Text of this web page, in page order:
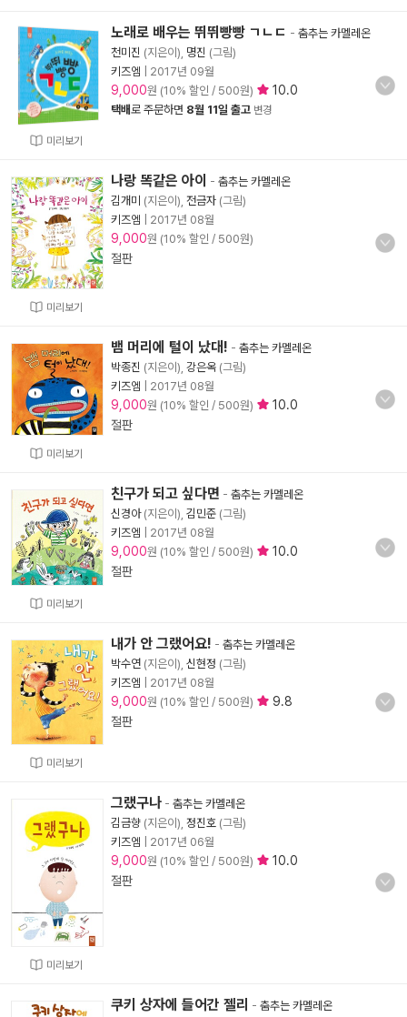
미리보기
노래로 배우는 뛰뛰빵빵 ㄱㄴㄷ - 춤추는 카멜레온
천미진 (지은이), 명진 (그림)
키즈엠
2017년 09월
9,000원 (10% 할인 / 500원) 10.0
택배로 주문하면 8월 11일 출고 변경
미리보기
나랑 똑같은 아이 - 춤추는 카멜레온
김개미 (지은이), 전금자 (그림)
키즈엠
2017년 08월
9,000원 (10% 할인 / 500원)
절판
미리보기
뱀 머리에 털이 났대! - 춤추는 카멜레온
박종진 (지은이), 강은옥 (그림)
키즈엠
2017년 08월
9,000원 (10% 할인 / 500원)
10.0
절판
미리보기
친구가 되고 싶다면 - 춤추는 카멜레온
신경아(지은이), 김민준 (그림)
키즈엠
2017년 08월
9,000원 (10% 할인 / 500원)
10.0
절판
미리보기
내가 안 그랬어요! - 춤추는 카멜레온
박수연 (지은이), 신현정 (그림)
키즈엠
2017년 08월
9,000원 (10% 할인 / 500원)
9.8
절판
미리보기
그랬구나 - 춤추는 카멜레온
김금향 (지은이), 정진호 (그림)
키즈엠
2017년 06월
9,000원 (10% 할인 / 500원)
10.0
절판
쿠키 상자에 들어간 젤리 - 춤추는 카멜레온